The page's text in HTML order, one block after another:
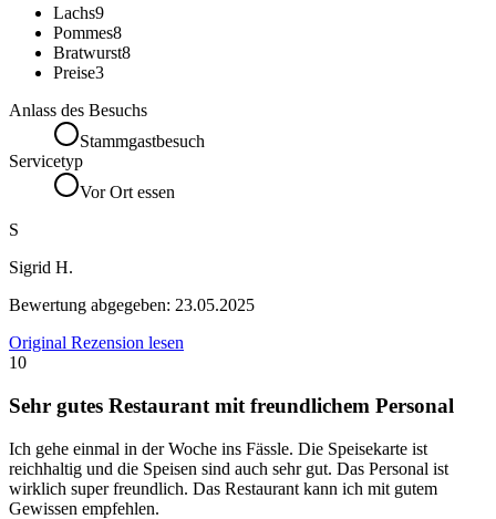
Lachs9
Pommes8
Bratwurst8
Preise3
Anlass des Besuchs
Stammgastbesuch
Servicetyp
Vor Ort essen
S
Sigrid H.
Bewertung abgegeben: 23.05.2025
Original Rezension lesen
10
Sehr gutes Restaurant mit freundlichem Personal
Ich gehe einmal in der Woche ins Fässle. Die Speisekarte ist
reichhaltig und die Speisen sind auch sehr gut. Das Personal ist
wirklich super freundlich. Das Restaurant kann ich mit gutem
Gewissen empfehlen.